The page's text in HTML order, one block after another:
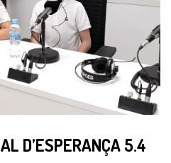
D’ESPERANÇA 5.4